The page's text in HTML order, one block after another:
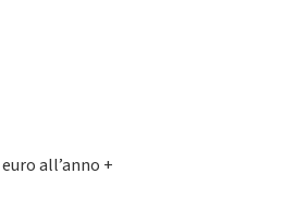
all’anno +